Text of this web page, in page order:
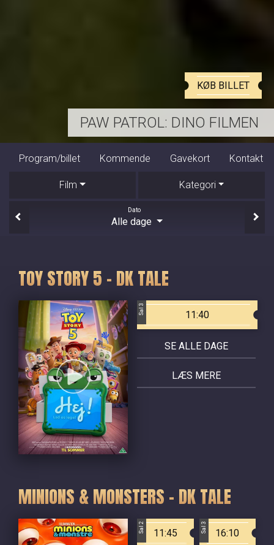
HARRY POTTER OG DE VISES
KØB BILLET
Program/billet Kommende Gavekort Kontakt
Film Kategori
Dato
Alle dage
TOY STORY 5 - DK TALE
Sal 3 11:40
SE ALLE DAGE
LÆS MERE
MINIONS & MONSTERS - DK TALE
Sal 2 11:45 Sal 3 16:10